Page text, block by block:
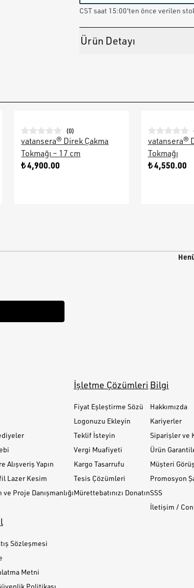
CST saat 15:00'ten önce verilen
Ürün Detayı
(0)
vatansera® Direk Çakma
Tokmağı – 17 cm
₺ 4,900.00
vatansera®
Tokmağı
₺ 4,550.00
Alışveriş Yapın
Lazer Kesim
ve Proje Danışmanlığı
İşletme Çözümleri
Fiyat Eşleştirme Sözü
Logonuzu Ekleyin
Teklif İsteyin
Vergi Muafiyeti
Kargo Tasarrufu
Tesis Çözümleri
Mürettebatınızı Donatın
Bilgi
Hakkımızda
Kariyerler
Siparişler ve
Ürün
Müşteri
Promosyon
SSS
İletişim /
Sözleşmesi
Metni
Politikası